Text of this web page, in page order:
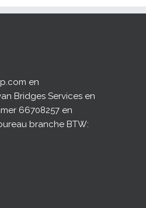
en
Bridges Services en
66708257 en
branche BTW: